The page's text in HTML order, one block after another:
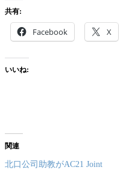
共有:
Facebook X
いいね:
関連
北口公司助教がAC21 Joint